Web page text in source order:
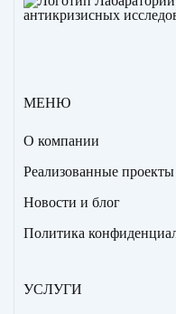
МЕНЮ
О компании
Реализованные проекты
Новости и блог
Политика
УСЛУГИ